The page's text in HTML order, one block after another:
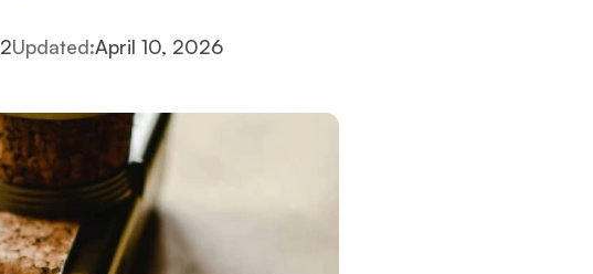
Updated:April 10, 2026